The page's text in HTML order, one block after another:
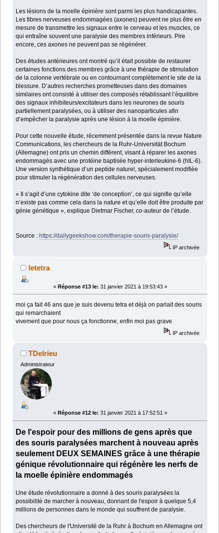
Les lésions de la moelle épinière sont parmi les plus handicapantes.
Les fibres nerveuses endommagées (axones) peuvent ne plus être en
mesure de transmettre les signaux entre le cerveau et les muscles, ce
qui entraîne souvent une paralysie des membres inférieurs. Pire
encore, ces axones ne peuvent pas se régénérer.
Des études antérieures ont montré qu’il était possible de restaurer
certaines fonctions des membres grâce à une thérapie de stimulation
de la colonne vertébrale ou en contournant complètement le site de la
blessure. D’autres recherches prometteuses dans des domaines
similaires ont consisté à utiliser des composés rétablissant l’équilibre
des signaux inhibiteurs/excitateurs dans les neurones de souris
partiellement paralysées, ou à utiliser des nanoparticules afin
d’empêcher la paralysie après une lésion à la moelle épinière.
Pour cette nouvelle étude, récemment présentée dans la revue Nature
Communications, les chercheurs de la Ruhr-Universität Bochum
(Allemagne) ont pris un chemin différent, visant à réparer les axones
endommagés avec une protéine baptisée hyper-interleukine-6 (hIL-6).
Une version synthétique d’un peptide naturel, spécialement modifiée
pour stimuler la régénération des cellules nerveuses.
« Il s’agit d’une cytokine dite ‘de conception’, ce qui signifie qu’elle
n’existe pas comme cela dans la nature et qu’elle doit être produite par
génie génétique », explique Dietmar Fischer, co-auteur de l’étude.
Source :https://dailygeekshow.com/therapie-souris-paralysie/
IP archivée
letetra
« Réponse #13 le: 31 janvier 2021 à 19:53:43 »
moi ça fait 46 ans que je suis devenu tetra et déjà on parlait des souris
qui remarchaient
vivement que pour nous ça fonctionne, enfin moi pas grave
IP archivée
TDelrieu
Administrateur
« Réponse #12 le: 31 janvier 2021 à 17:52:51 »
De l'espoir pour des millions de gens après que
des souris paralysées marchent à nouveau après
seulement DEUX SEMAINES grâce à une thérapie
génique révolutionnaire qui régénère les nerfs de
la moelle épinière endommagés
Une étude révolutionnaire a donné à des souris paralysées la
possibilité de marcher à nouveau, donnant de l'espoir à quelque 5,4
millions de personnes dans le monde qui souffrent de paralysie.
Des chercheurs de l'Université de la Ruhr à Bochum en Allemagne ont